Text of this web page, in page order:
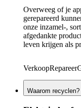
Overweeg of je
gerepareerd
onze inzamel-,
afgedankte
leven krijgen als
VerkoopRepareer
Waarom recyclen?